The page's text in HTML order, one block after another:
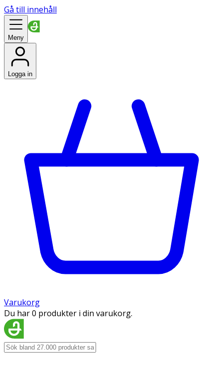
Gå till innehåll
Meny
Logga in
Varukorg
Du har 0 produkter i din varukorg.